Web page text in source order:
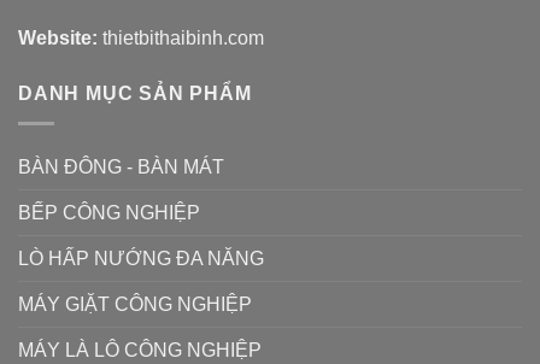
Website: thietbithaibinh.com
DANH MỤC SẢN PHẨM
BÀN ĐÔNG - BÀN MÁT
BẾP CÔNG NGHIỆP
LÒ HẤP NƯỚNG ĐA NĂNG
MÁY GIẶT CÔNG NGHIỆP
MÁY LÀ LÔ CÔNG NGHIỆP